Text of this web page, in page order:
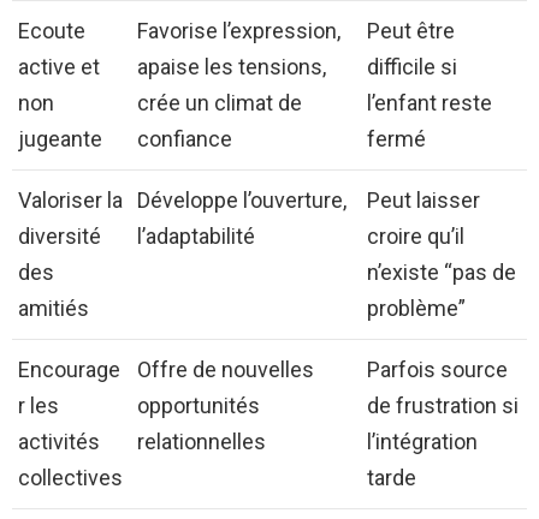
Ecoute
active et
non
jugeante
Favorise l’expression,
apaise les tensions,
crée un climat de
confiance
Peut être
difficile si
l’enfant reste
fermé
Valoriser la
diversité
des
amitiés
Développe l’ouverture,
l’adaptabilité
Peut laisser
croire qu’il
n’existe “pas de
problème”
Encourage
r les
activités
collectives
Offre de nouvelles
opportunités
relationnelles
Parfois source
de frustration si
l’intégration
tarde